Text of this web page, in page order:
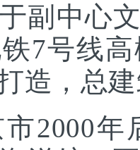
中心文
7号线
造，总
年